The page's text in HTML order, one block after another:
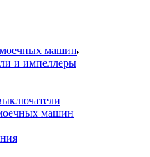
машин
и импеллеры
машин